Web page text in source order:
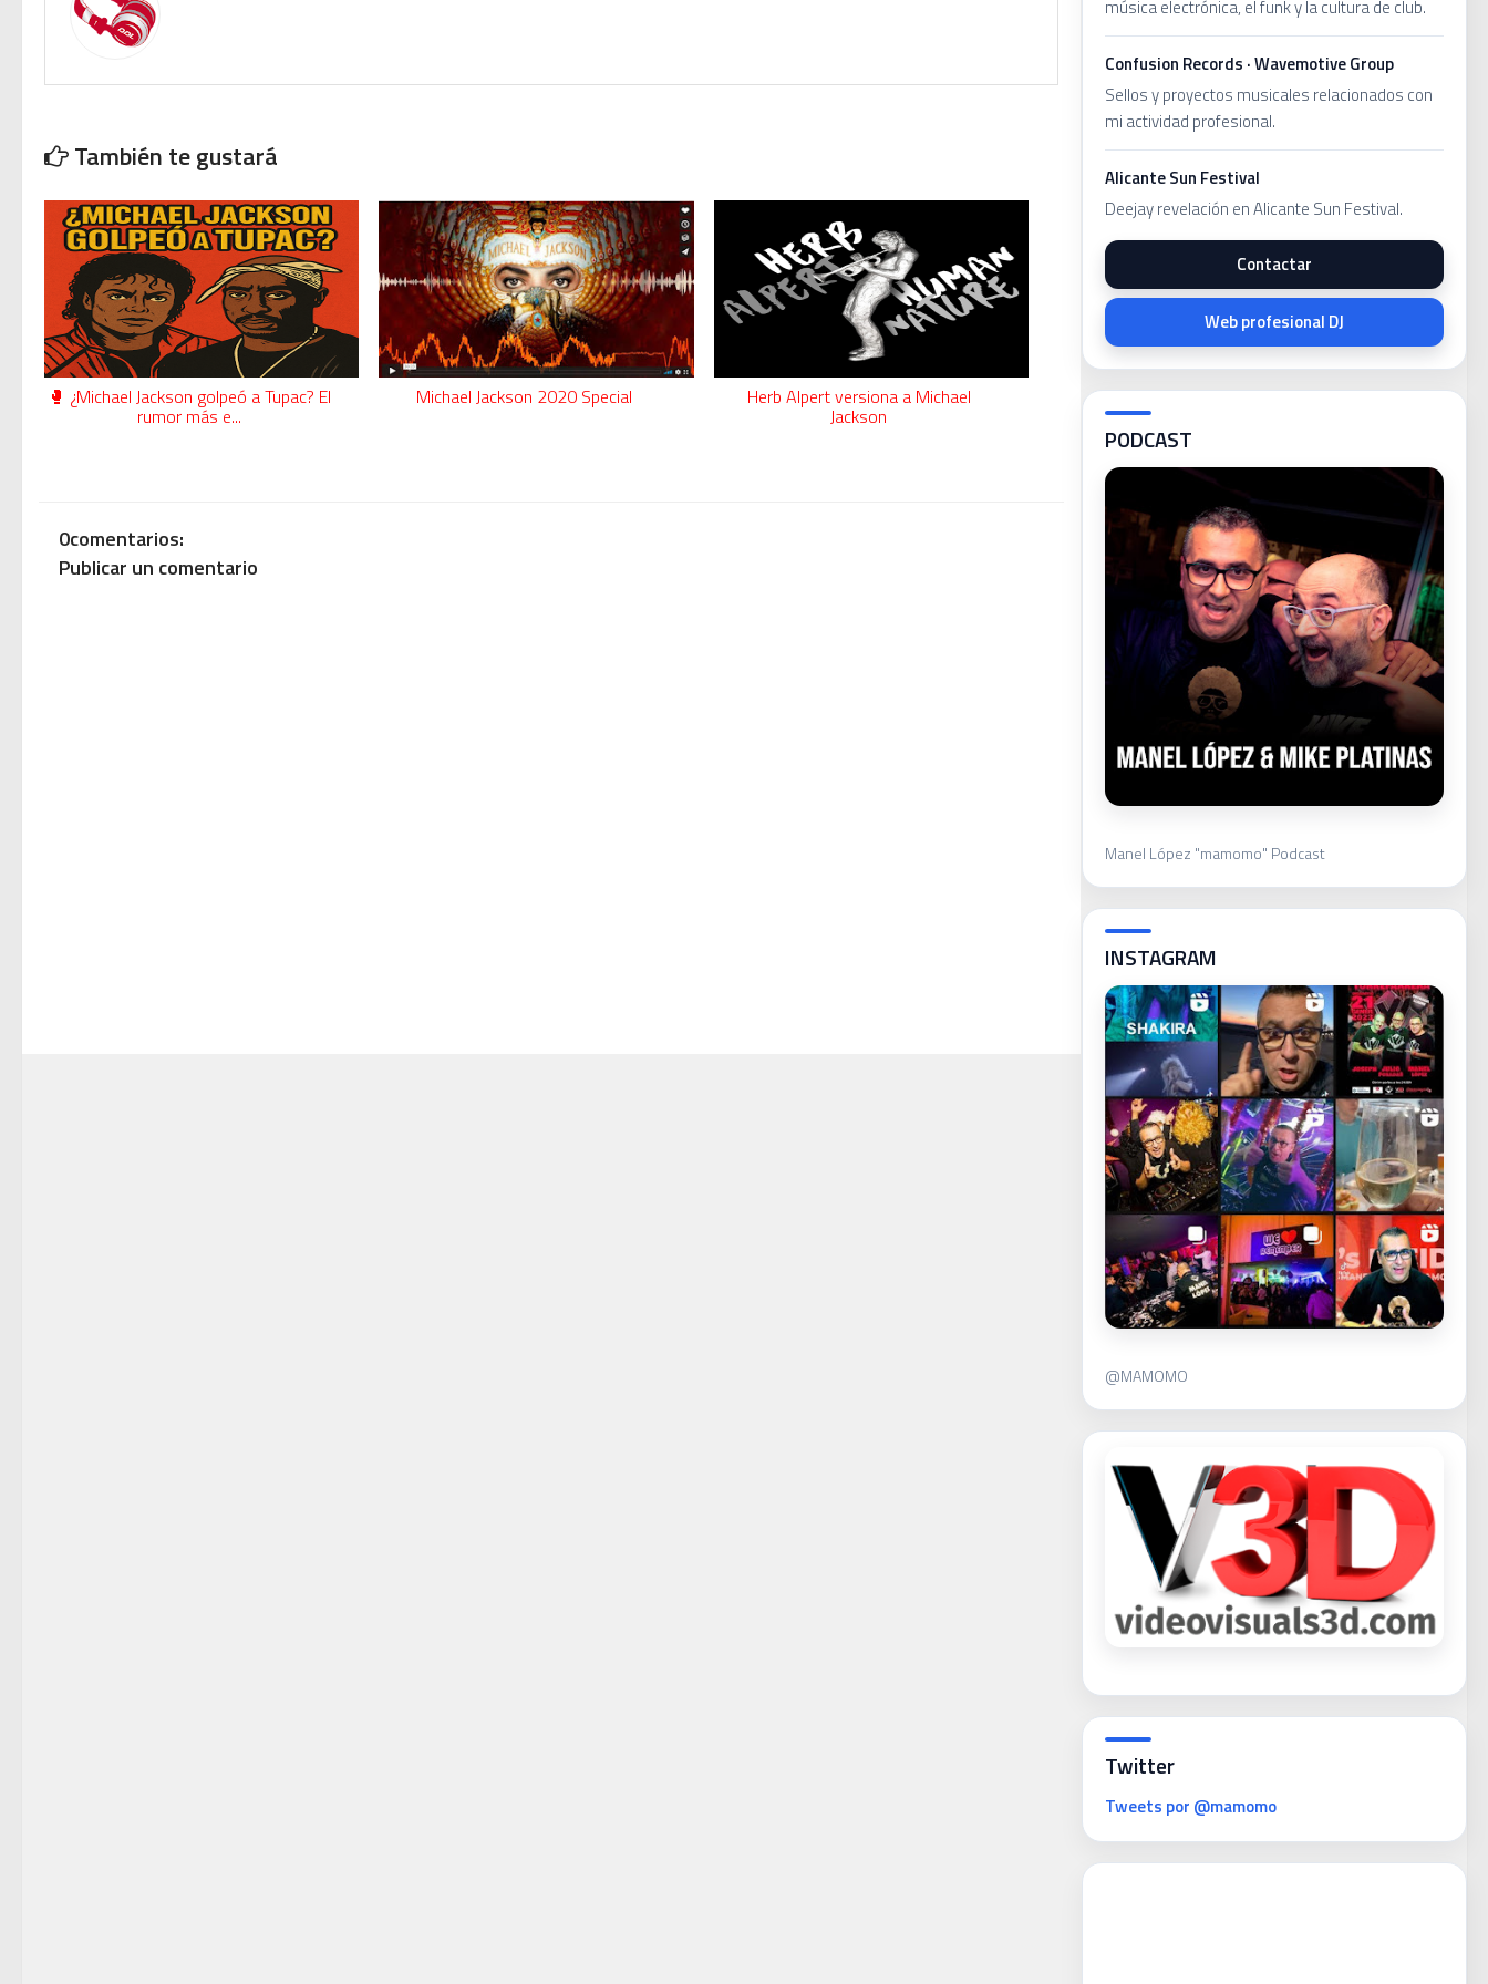
También te gustará
🥊 ¿Michael Jackson golpeó a Tupac? El
rumor más e...
Michael Jackson 2020 Special Herb Alpert versiona a Michael
Jackson
0comentarios:
Publicar un comentario
música electrónica, el funk y la cultura de club.
Confusion Records · Wavemotive Group
Sellos y proyectos musicales relacionados con
mi actividad profesional.
Alicante Sun Festival
Deejay revelación en Alicante Sun Festival.
Contactar
Web profesional DJ
PODCAST
Manel López "mamomo" Podcast
INSTAGRAM
@MAMOMO
Twitter
Tweets por @mamomo